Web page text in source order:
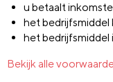
u betaalt
het
het bedrijfsmiddel
Bekijk alle